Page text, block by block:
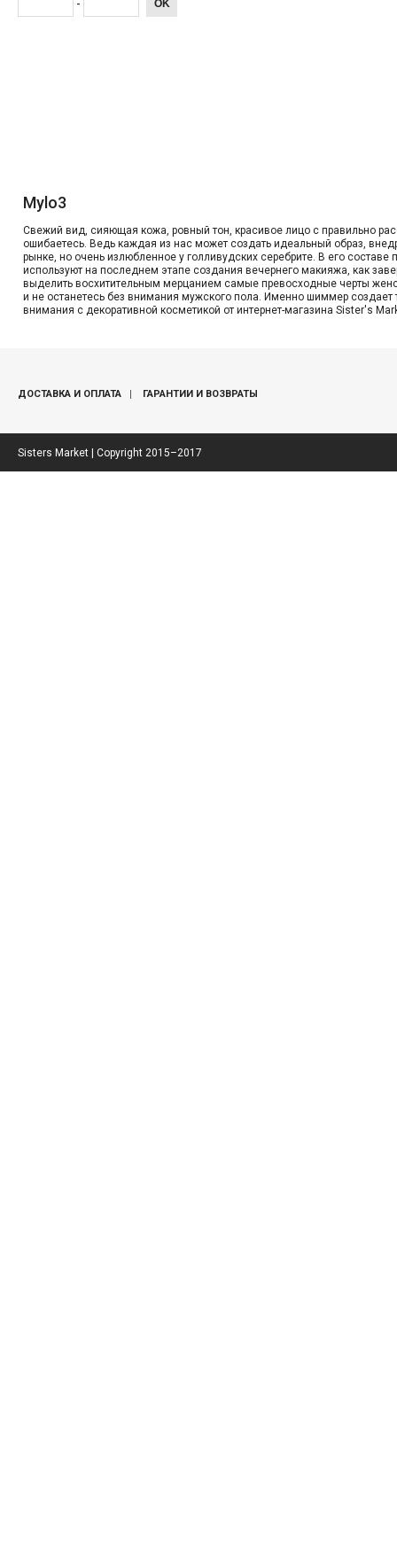
- OK
Mylo3
Свежий вид, сияющая кожа, ровный тон, красивое лицо с правильно
ошибаетесь. Ведь каждая из нас может создать идеальный образ,
рынке, но очень излюбленное у голливудских серебрите. В его
используют на последнем этапе создания вечернего макияжа, как
выделить восхитительным мерцанием самые превосходные черты
и не останетесь без внимания мужского пола. Именно шиммер создает
внимания с декоративной косметикой от интернет-магазина Sister's
ДОСТАВКА И ОПЛАТА ГАРАНТИИ И ВОЗВРАТЫ
Sisters Market | Copyright 2015–2017